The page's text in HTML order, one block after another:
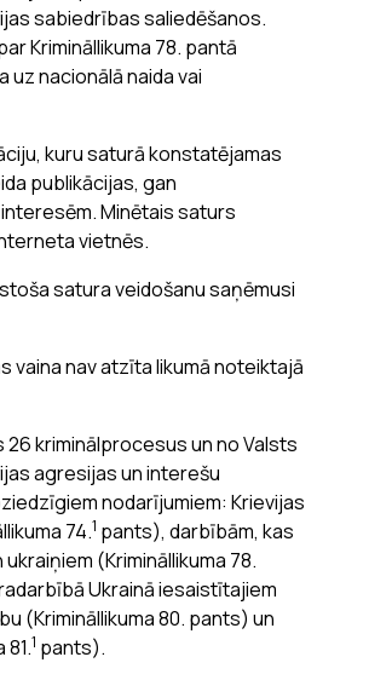
sabiedrības saliedēšanos.
Krimināllikuma 78. pantā
nacionālā naida vai
kuru saturā konstatējamas
publikācijas, gan
Minētais saturs
vietnēs.
satura veidošanu saņēmusi
vaina nav atzīta likumā noteiktajā
kriminālprocesus un no Valsts
agresijas un interešu
nodarījumiem: Krievijas
74.1 pants), darbībām, kas
(Krimināllikuma 78.
Ukrainā iesaistītajiem
(Krimināllikuma 80. pants) un
1 pants).